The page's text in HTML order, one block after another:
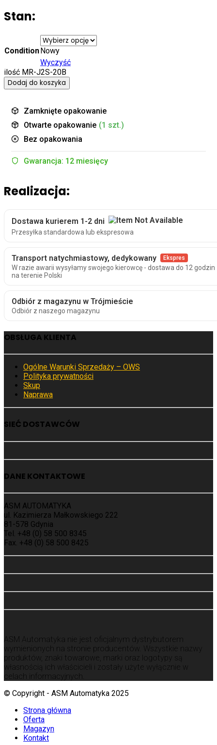
Stan:
ConditionNowy
Wyczyść
ilość MR-J2S-20B
Dodaj do koszyka
Zamknięte opakowanie
Otwarte opakowanie (1 szt.)
Bez opakowania
Gwarancja: 12 miesięcy
Realizacja:
Dostawa kurierem 1-2 dni
Przesyłka standardowa lub ekspresowa
Transport natychmiastowy, dedykowany Ekspres
W razie awarii wysyłamy swojego kierowcę - dostawa do 12 godzin
na terenie Polski
Odbiór z magazynu w Trójmieście
Odbiór z naszego magazynu
OBSŁUGA KLIENTA
Ogólne Warunki Sprzedaży – OWS
Polityka prywatności
Skup
Naprawa
SIEĆ DOSTAWCÓW
DANE KONTAKTOWE
ASM AUTOMATYKA
ul. Kazimierza Małkowskiego 222
81-578 Gdynia
Tel. +48 (0) 58 500 8345
Fax. +48 (0) 58 500 8425
ASM Automatyka nie jest oficjalnym dystrybutorem
wymienionych na stronie producentów. Wszystkie nazwy
produktów, znaki towarowe, marki oraz logotypy są
własnością ich właścicieli i zostały użyte wyłącznie w
celach informacyjnych.
© Copyright - ASM Automatyka 2025
Strona główna
Oferta
Magazyn
Kontakt